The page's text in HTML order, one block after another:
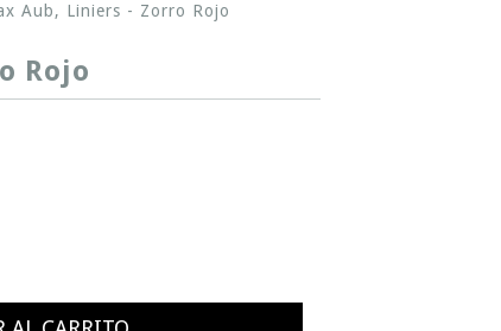
Aub, Liniers - Zorro Rojo
Rojo